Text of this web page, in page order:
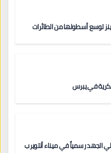
توسع أسطولها من الطائرات
في يبرس